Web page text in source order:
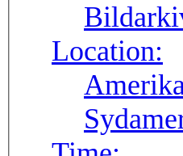
Location: